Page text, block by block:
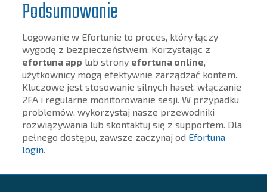
Podsumowanie
Logowanie w Efortunie to proces, który łączy
wygodę z bezpieczeństwem. Korzystając z
efortuna app lub strony efortuna online,
użytkownicy mogą efektywnie zarządzać kontem.
Kluczowe jest stosowanie silnych haseł, włączanie
2FA i regularne monitorowanie sesji. W przypadku
problemów, wykorzystaj nasze przewodniki
rozwiązywania lub skontaktuj się z supportem. Dla
pełnego dostępu, zawsze zaczynaj od Efortuna
login.